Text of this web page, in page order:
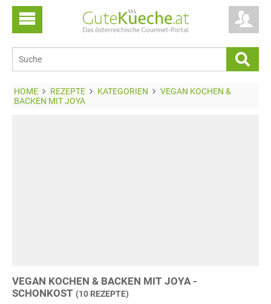
HOME REZEPTE KATEGORIEN
VEGAN KOCHEN &
BACKEN MIT JOYA
VEGAN KOCHEN & BACKEN MIT JOYA -
SCHONKOST (10 REZEPTE)